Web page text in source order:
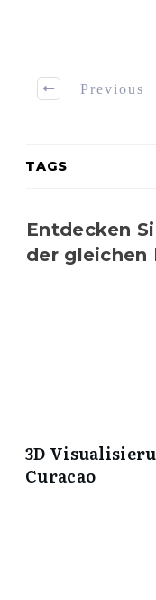
Previous
TAGS
Entdecken
der gleichen
3D
Curacao